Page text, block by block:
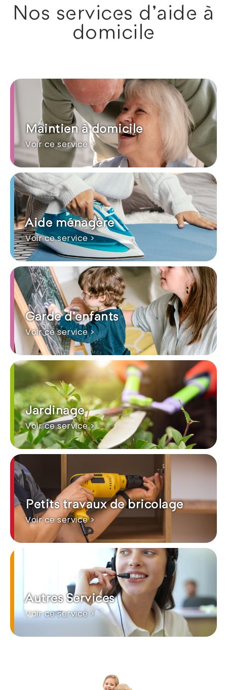
Nos services d'aide à
domicile
Maintien à domicile
Voir ce service >
Aide ménagère
Voir ce service >
Garde d'enfants
Voir ce service >
Jardinage
Voir ce service >
Petits travaux de bricolage
Voir ce service >
Autres Services
Voir ce service >